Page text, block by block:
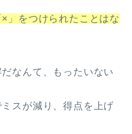
」をつけられたことはな
なんて、もったいない
スが減り、得点を上げ